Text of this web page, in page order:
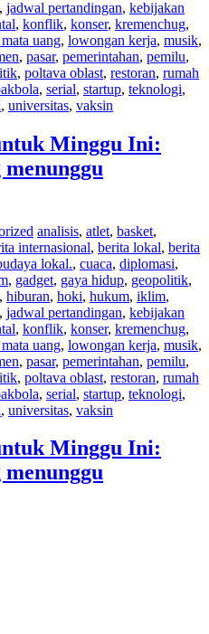
, jadwal pertandingan, kebijakan
, konflik, konser, kremenchug,
uang, lowongan kerja, musik,
, pasar, pemerintahan, pemilu,
, poltava oblast, restoran, rumah
, serial, startup, teknologi,
, universitas, vaksin
Minggu Ini:
analisis, atlet, basket,
internasional, berita lokal, berita
lokal., cuaca, diplomasi,
, gadget, gaya hidup, geopolitik,
, hiburan, hoki, hukum, iklim,
, jadwal pertandingan, kebijakan
, konflik, konser, kremenchug,
uang, lowongan kerja, musik,
, pasar, pemerintahan, pemilu,
, poltava oblast, restoran, rumah
, serial, startup, teknologi,
, universitas, vaksin
Minggu Ini: